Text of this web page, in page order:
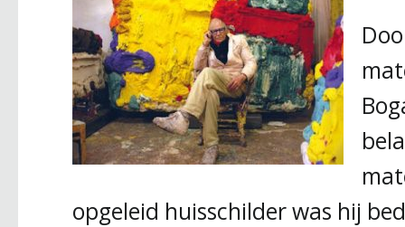
opgeleid huisschilder was hij